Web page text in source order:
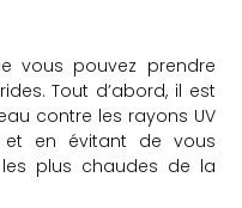
vous pouvez prendre
Tout d’abord, il est
contre les rayons UV
en évitant de vous
plus chaudes de la